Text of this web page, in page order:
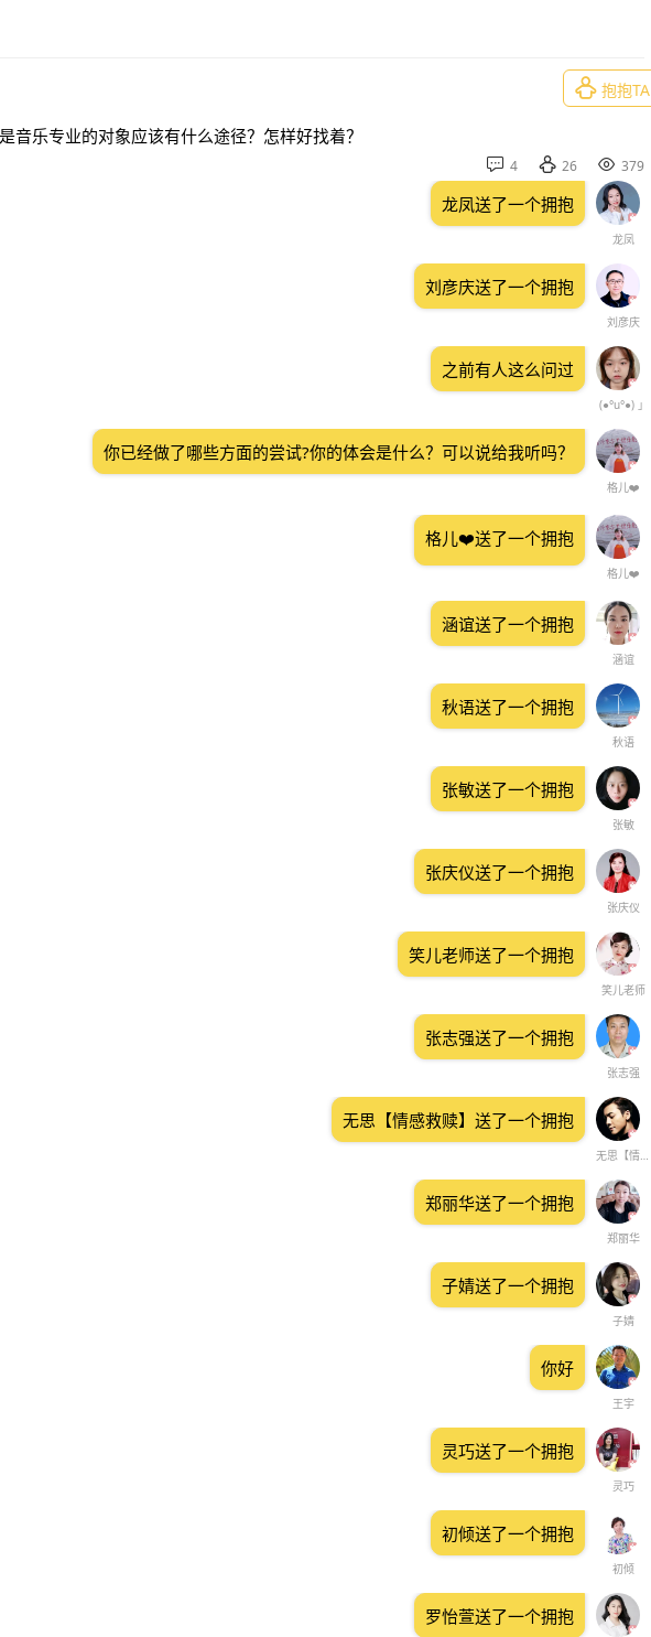
 抱抱TA
音乐专业的对象应该有什么途径？怎样好找着？
 4  26  379
龙凤
龙凤送了一个拥抱
刘彦庆
刘彦庆送了一个拥抱
(●°u°●)​ 」
之前有人这么问过
格儿❤️
你已经做了哪些方面的尝试?你的体会是什么？可以说给我听吗？
格儿❤️
格儿❤️送了一个拥抱
涵谊
涵谊送了一个拥抱
秋语
秋语送了一个拥抱
张敏
张敏送了一个拥抱
张庆仪
张庆仪送了一个拥抱
笑儿老师
笑儿老师送了一个拥抱
张志强
张志强送了一个拥抱
无思【情感救赎】
无思【情感救赎】送了一个拥抱
郑丽华
郑丽华送了一个拥抱
子婧
子婧送了一个拥抱
王宇
你好
灵巧
灵巧送了一个拥抱
初倾
初倾送了一个拥抱
罗怡萱送了一个拥抱